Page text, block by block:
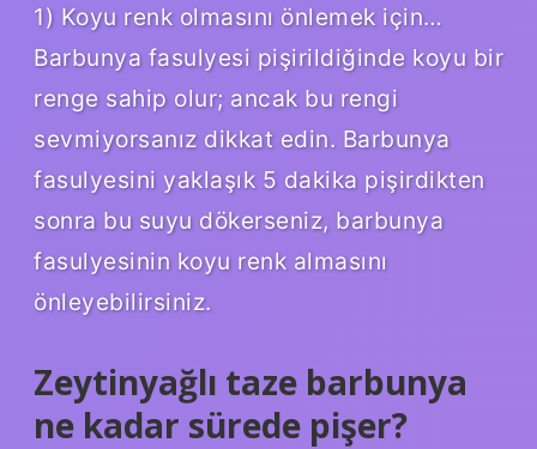
1) Koyu renk olmasını önlemek için…
Barbunya fasulyesi pişirildiğinde koyu bir
renge sahip olur; ancak bu rengi
sevmiyorsanız dikkat edin. Barbunya
fasulyesini yaklaşık 5 dakika pişirdikten
sonra bu suyu dökerseniz, barbunya
fasulyesinin koyu renk almasını
önleyebilirsiniz.
Zeytinyağlı taze barbunya
ne kadar sürede pişer?